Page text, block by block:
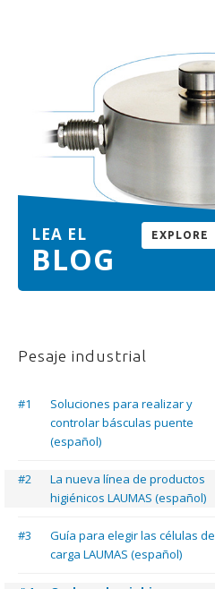
LEA EL
BLOG
EXPLORE
Pesaje industrial
#1
Soluciones para realizar y
controlar básculas puente
(español)
#2
La nueva línea de productos
higiénicos LAUMAS (español)
#3
Guía para elegir las células de
carga LAUMAS (español)